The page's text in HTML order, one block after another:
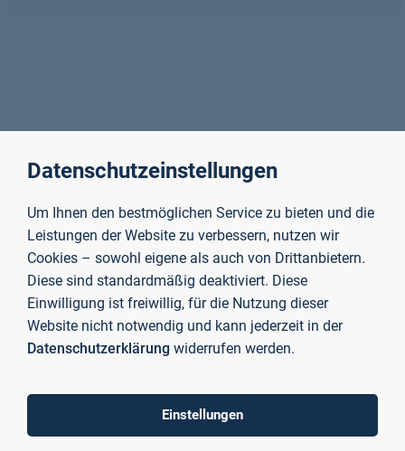
Datenschutzeinstellungen
Um Ihnen den bestmöglichen Service zu bieten und die
Leistungen der Website zu verbessern, nutzen wir
Cookies – sowohl eigene als auch von Drittanbietern.
Diese sind standardmäßig deaktiviert. Diese
Einwilligung ist freiwillig, für die Nutzung dieser
Website nicht notwendig und kann jederzeit in der
Datenschutzerklärung widerrufen werden.
Einstellungen